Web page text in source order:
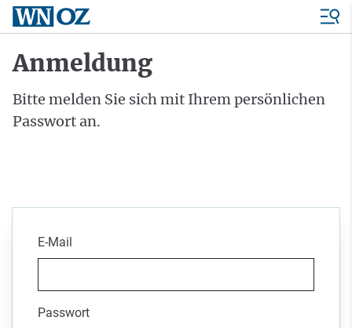
Anmeldung
Bitte melden Sie sich mit Ihrem persönlichen
Passwort an.
E-Mail
Passwort